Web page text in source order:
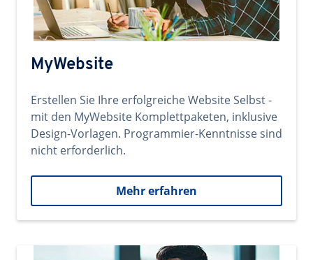
MyWebsite
Erstellen Sie Ihre erfolgreiche Website Selbst -
mit den MyWebsite Komplettpaketen, inklusive
Design-Vorlagen. Programmier-Kenntnisse sind
nicht erforderlich.
Mehr erfahren